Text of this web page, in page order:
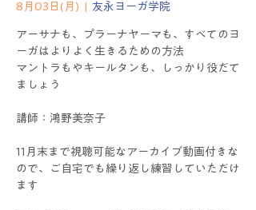
8月03日(月) 友永ヨーガ学院
アーサナも、プラーナヤーマも、すべてのヨ
ーガはよりよく生きるための方法
マントラもやキールタンも、しっかり役だて
ましょう
講師：鴻野美奈子
11月末まで視聴可能なアーカイブ動画付きな
ので、ご自宅でも繰り返し練習していただけ
ます